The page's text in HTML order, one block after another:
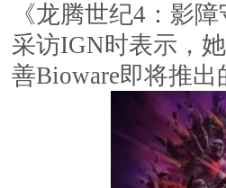
《龙腾世纪4：影
采访IGN时表示，
善Bioware即将推